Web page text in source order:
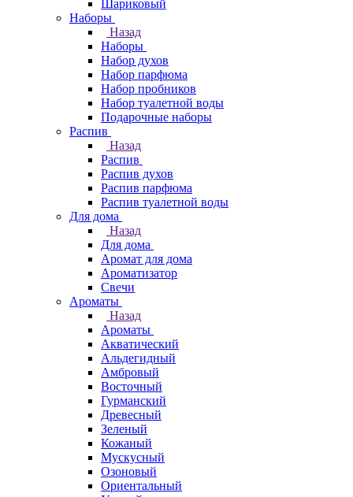
Шариковый
Наборы
Назад
Наборы
Набор духов
Набор парфюма
Набор пробников
Набор туалетной воды
Подарочные наборы
Распив
Назад
Распив
Распив духов
Распив парфюма
Распив туалетной воды
Для дома
Назад
Для дома
Аромат для дома
Ароматизатор
Свечи
Ароматы
Назад
Ароматы
Акватический
Альдегидный
Амбровый
Восточный
Гурманский
Древесный
Зеленый
Кожаный
Мускусный
Озоновый
Ориентальный